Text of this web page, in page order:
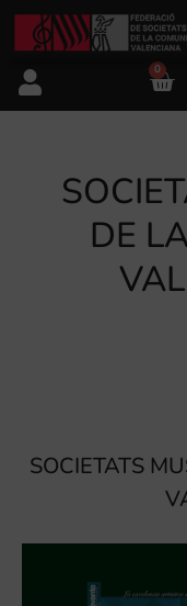
FSMCV
Área educativa
Tienda
0
DE
SOCIETATS